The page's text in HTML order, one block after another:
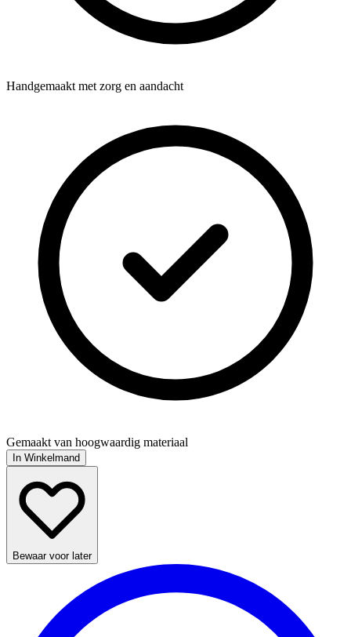
Handgemaakt met zorg en aandacht
Gemaakt van hoogwaardig materiaal
In Winkelmand
Bewaar voor later